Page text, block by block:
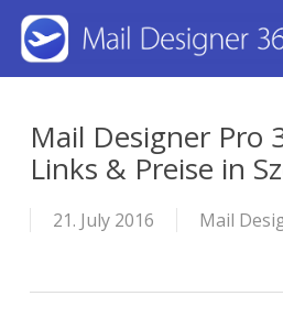
Skip
contentMail Designer Pro
Links & Preise in
21. July 2016 Mail